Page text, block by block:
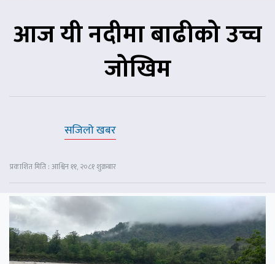
आज यी नदीमा बाढीको उच्च
जोखिम
सजिलो खबर
प्रकाशित मिति : आश्विन ११, २०८१ शुक्रबार